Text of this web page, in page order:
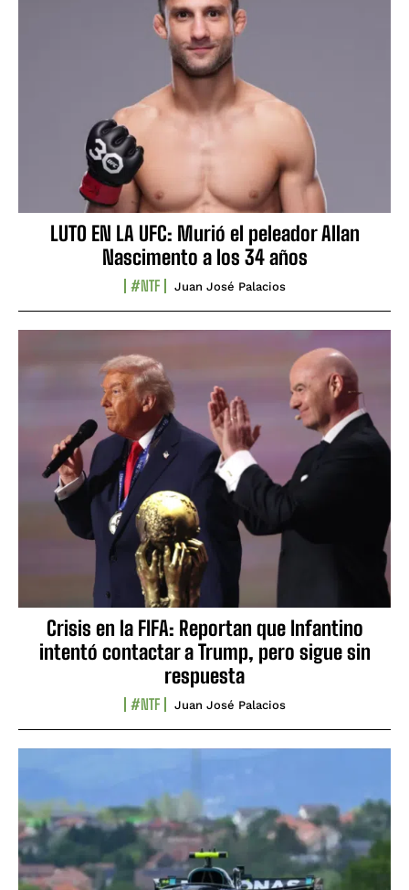
LUTO EN LA UFC: Murió el peleador Allan
Nascimento a los 34 años
#NTF Juan José Palacios
Crisis en la FIFA: Reportan que Infantino
intentó contactar a Trump, pero sigue sin
respuesta
#NTF Juan José Palacios